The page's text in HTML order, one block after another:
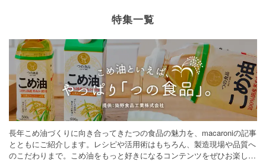
特集一覧
長年こめ油づくりに向き合ってきたつの食品の魅力を、macaroniの記事
とともにご紹介します。レシピや活用術はもちろん、製造現場や品質へ
のこだわりまで。こめ油をもっと好きになるコンテンツをぜひお楽しみ